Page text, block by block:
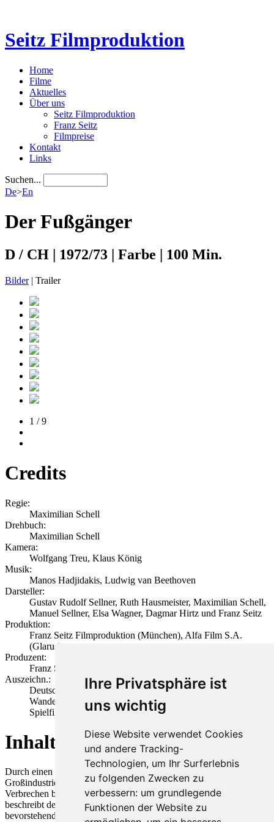
Ihre Privatsphäre ist
uns wichtig
Diese Website verwendet Cookies
und andere Tracking-
Technologien, um Ihr Surferlebnis
zu folgenden Zwecken zu
verbessern: um grundlegende
Funktionen der Website zu
Seitz Filmproduktion
Home
Filme
Aktuelles
Über uns
Seitz Filmproduktion
Franz Seitz
Filmpreise
Kontakt
Links
Suchen...
De>En
Der Fußgänger
D / CH | 1972/73 | Farbe | 100 Min.
Bilder| Trailer
1 / 9
Credits
Regie:
Maximilian Schell
Drehbuch:
Maximilian Schell
Kamera:
Wolfgang Treu, Klaus König
Musik:
Manos Hadjidakis, Ludwig van Beethoven
Darsteller:
Gustav Rudolf Sellner, Ruth Hausmeister, Maximilian Schell,
Manuel Sellner, Elsa Wagner, Dagmar Hirtz und Franz Seitz
Produktion:
Franz Seitz Filmproduktion (München), Alfa Film S.A.
(Glarus)
Produzent:
Franz Seitz, Maximilian Schell
Auszeichn.:
Deutscher Filmpreis 1974:Filmband in Gold- Darsteller,
Wanderpreis Goldene Schale- Bester programmfüllender
Spielfilm - Herstellung , Golden Globe, Hollywood
Inhalt
Durch einen Boulevardjournalisten wird aufgedeckt, dass der
Großindustrielle Giese während des Dritten Reichs ein furchtbares
Verbrechen begangen hat. Aus verschiedenen Perspektiven
beschreibt der Film, wie sich die einzelnen Charaktere auf den
bevorstehenden Prozess vorbereiten.